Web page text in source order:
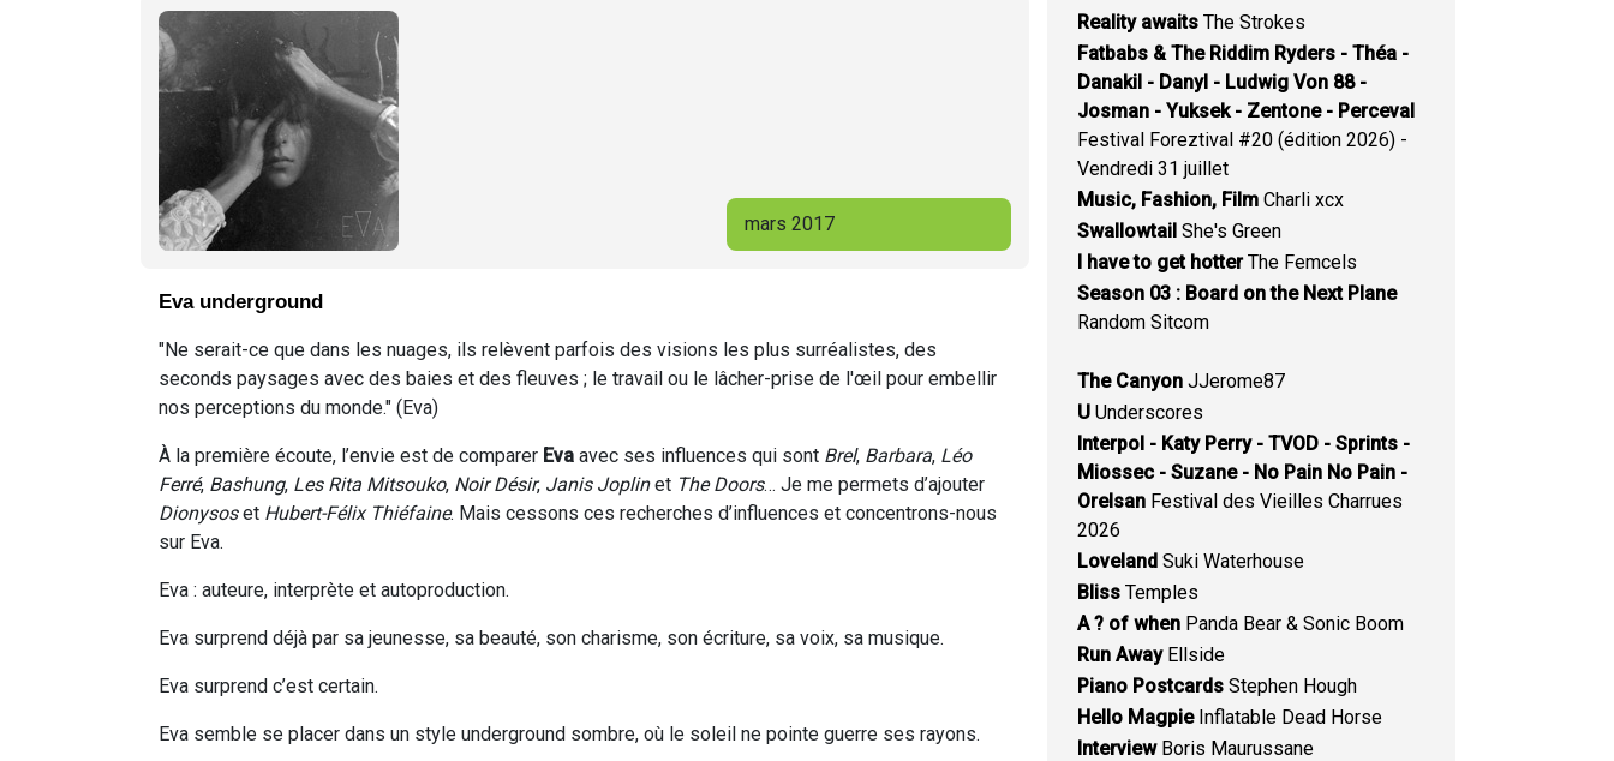
mars 2017
Eva underground
"Ne serait-ce que dans les nuages, ils relèvent parfois des visions les plus surréalistes, des
seconds paysages avec des baies et des fleuves ; le travail ou le lâcher-prise de l'œil pour embellir
nos perceptions du monde." (Eva)
À la première écoute, l’envie est de comparer Eva avec ses influences qui sont Brel, Barbara, Léo
Ferré, Bashung, Les Rita Mitsouko, Noir Désir, Janis Joplinet The Doors… Je me permets d’ajouter
Dionysoset Hubert-Félix Thiéfaine. Mais cessons ces recherches d’influences et concentrons-nous
sur Eva.
Eva : auteure, interprète et autoproduction.
Eva surprend déjà par sa jeunesse, sa beauté, son charisme, son écriture, sa voix, sa musique.
Eva surprend c’est certain.
Eva semble se placer dans un style underground sombre, où le soleil ne pointe guerre ses rayons.
Reality awaits The Strokes
Fatbabs & The Riddim Ryders - Théa -
Danakil - Danyl - Ludwig Von 88 -
Josman - Yuksek - Zentone - Perceval
Festival Foreztival #20 (édition 2026) -
Vendredi 31 juillet
Music, Fashion, Film Charli xcx
Swallowtail She's Green
I have to get hotterThe Femcels
Season 03 : Board on the Next Plane
Random Sitcom
The Canyon JJerome87
U Underscores
Interpol - Katy Perry - TVOD - Sprints -
Miossec - Suzane - No Pain No Pain -
Orelsan Festival des Vieilles Charrues
2026
Loveland Suki Waterhouse
Bliss Temples
A ? of when Panda Bear & Sonic Boom
Run AwayEllside
Piano Postcards Stephen Hough
Hello MagpieInflatable Dead Horse
InterviewBoris Maurussane